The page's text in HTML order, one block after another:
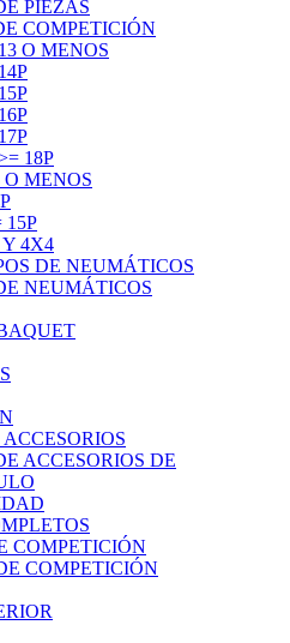
PIEZAS
COMPETICIÓN
O MENOS
18P
MENOS
15P
4X4
DE NEUMÁTICOS
NEUMÁTICOS
ACCESORIOS DE
COMPETICIÓN
COMPETICIÓN